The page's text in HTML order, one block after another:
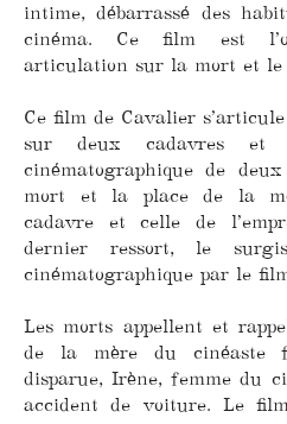
intime, débarrassé des
cinéma. Ce film est
articulation sur la mort et le
Ce film de Cavalier
sur deux cadavres et
cinématographique de
mort et la place de la
cadavre et celle de
dernier ressort, le
cinématographique par le
Les morts appellent et
de la mère du cinéaste
disparue, Irène, femme du
accident de voiture. Le